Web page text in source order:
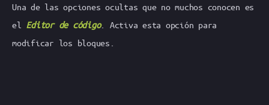
Una de las opciones ocultas que no muchos conocen es
el Editor de código. Activa esta opción para
modificar los bloques.